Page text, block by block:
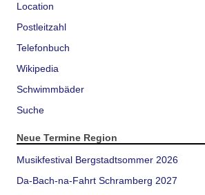
Location
Postleitzahl
Telefonbuch
Wikipedia
Schwimmbäder
Suche
Neue Termine Region
Musikfestival Bergstadtsommer 2026
Da-Bach-na-Fahrt Schramberg 2027